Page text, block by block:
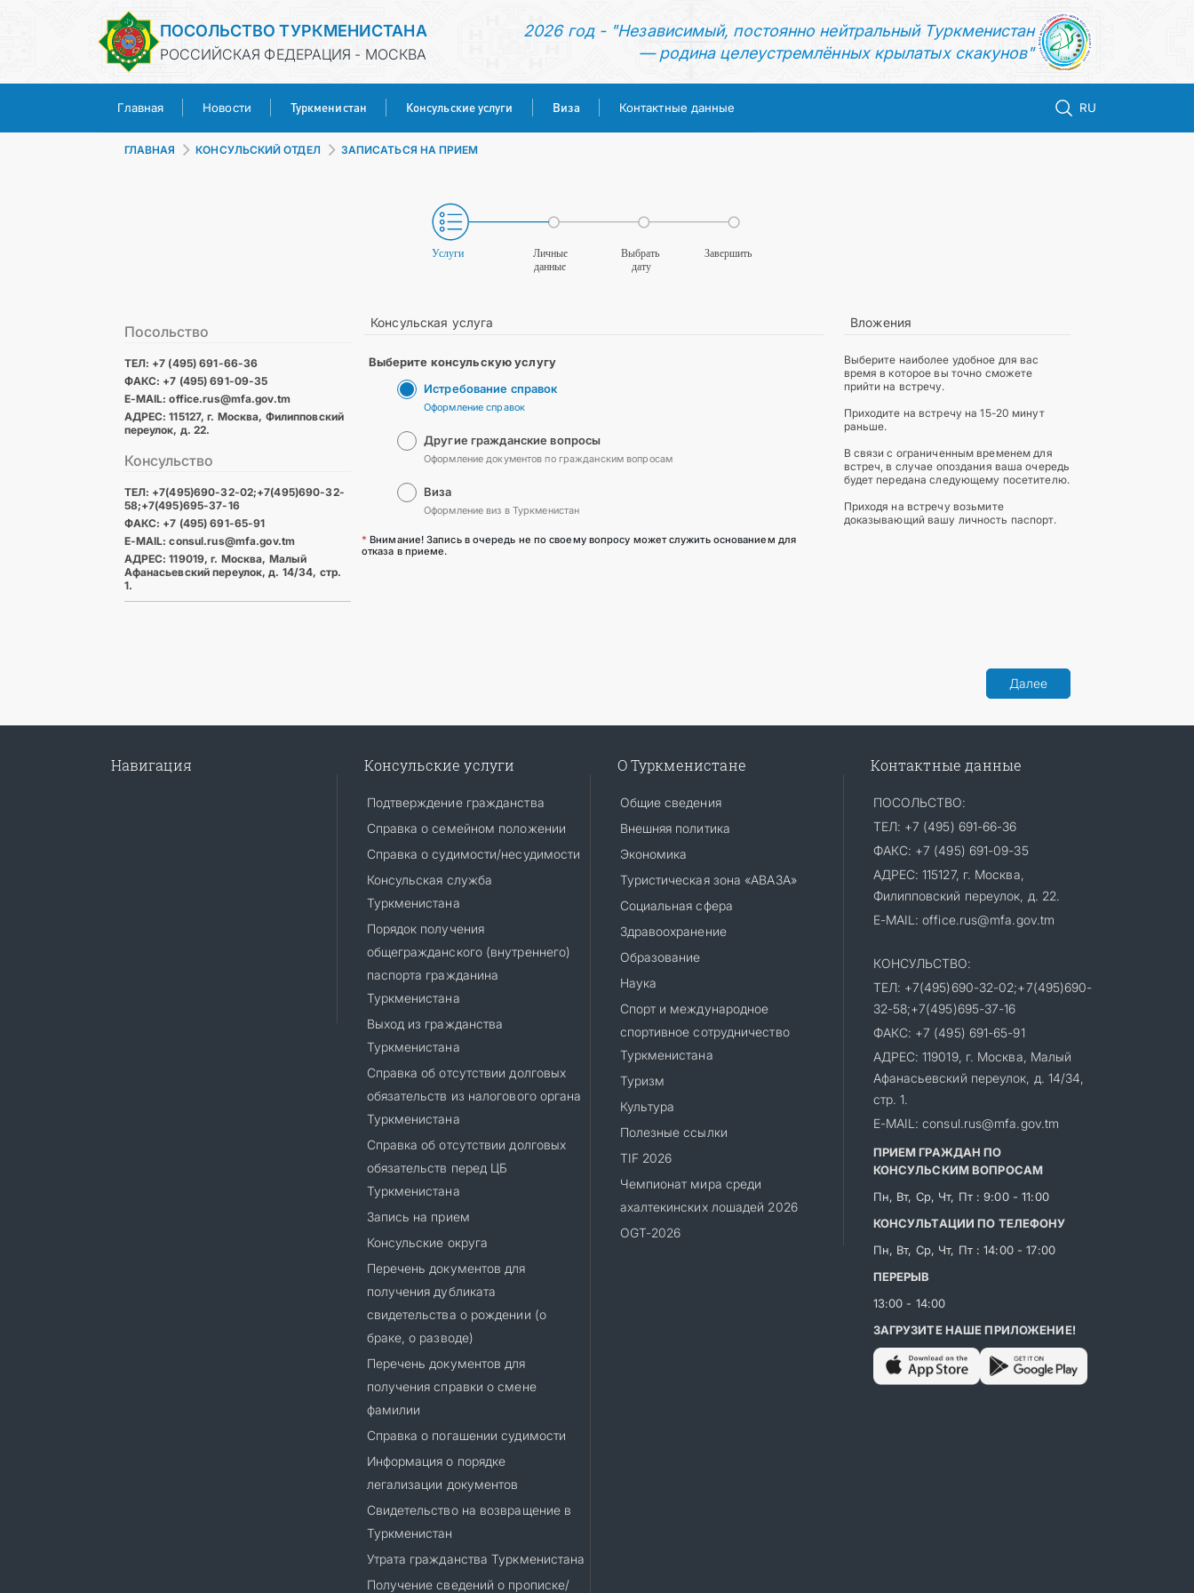
ПОСОЛЬСТВО ТУРКМЕНИСТАНА
РОССИЙСКАЯ ФЕДЕРАЦИЯ - МОСКВА
2026 год - "Независимый, постоянно нейтральный Туркменистан
— родина целеустремлённых крылатых скакунов"
Главная Новости Туркменистан Консульские услуги Виза Контактные данные RU
ТУРКМЕНИСТАН
КОНТАКТНЫЕ ДАННЫЕ
ГЛАВНАЯ КОНСУЛЬСКИЙ ОТДЕЛ ЗАПИСАТЬСЯ НА ПРИЕМ
Посольство
ТЕЛ: +7 (495) 691-66-36
ФАКС: +7 (495) 691-09-35
E-MAIL: office.rus@mfa.gov.tm
АДРЕС: 115127, г. Москва, Филипповский
переулок, д. 22.
Консульство
ТЕЛ: +7(495)690-32-02;+7(495)690-32-
58;+7(495)695-37-16
ФАКС: +7 (495) 691-65-91
E-MAIL: consul.rus@mfa.gov.tm
АДРЕС: 119019, г. Москва, Малый
Афанасьевский переулок, д. 14/34, стр.
1.
Консульская услуга
Выберите консульскую услугу
Истребование справок
Оформление справок
Другие гражданские вопросы
Оформление документов по гражданским вопросам
Виза
Оформление виз в Туркменистан
* Внимание! Запись в очередь не по своему вопросу может служить основанием для
отказа в приеме.
Вложения
Выберите наиболее удобное для вас
время в которое вы точно сможете
прийти на встречу.
Приходите на встречу на 15-20 минут
раньше.
В связи с ограниченным временем для
встреч, в случае опоздания ваша очередь
будет передана следующему посетителю.
Приходя на встречу возьмите
доказывающий вашу личность паспорт.
Далее
Навигация Консульские услуги
Подтверждение гражданства
Справка о семейном положении
Справка о судимости/несудимости
Консульская служба
Туркменистана
Порядок получения
общегражданского (внутреннего)
паспорта гражданина
Туркменистана
Выход из гражданства
Туркменистана
Справка об отсутствии долговых
обязательств из налогового органа
Туркменистана
Справка об отсутствии долговых
обязательств перед ЦБ
Туркменистана
Запись на прием
Консульские округа
Перечень документов для
получения дубликата
свидетельства о рождении (о
браке, о разводе)
Перечень документов для
получения справки о смене
фамилии
Справка о погашении судимости
Информация о порядке
легализации документов
Cвидетельство на возвращение в
Туркменистан
Утрата гражданства Туркменистана
Получение сведений о прописке/
О Туркменистане
Общие сведения
Внешняя политика
Экономика
Туристическая зона «АВАЗА»
Социальная сфера
Здравоохранение
Образование
Наука
Спорт и международное
спортивное сотрудничество
Туркменистана
Туризм
Культура
Полезные ссылки
TIF 2026
Чемпионат мира среди
ахалтекинских лошадей 2026
OGT-2026
Контактные данные
ПОСОЛЬСТВО:
ТЕЛ: +7 (495) 691-66-36
ФАКС: +7 (495) 691-09-35
АДРЕС: 115127, г. Москва,
Филипповский переулок, д. 22.
E-MAIL: office.rus@mfa.gov.tm
КОНСУЛЬСТВО:
ТЕЛ: +7(495)690-32-02;+7(495)690-
32-58;+7(495)695-37-16
ФАКС: +7 (495) 691-65-91
АДРЕС: 119019, г. Москва, Малый
Афанасьевский переулок, д. 14/34,
стр. 1.
E-MAIL: consul.rus@mfa.gov.tm
ПРИЕМ ГРАЖДАН ПО
КОНСУЛЬСКИМ ВОПРОСАМ
Пн, Вт, Ср, Чт, Пт : 9:00 - 11:00
КОНСУЛЬТАЦИИ ПО ТЕЛЕФОНУ
Пн, Вт, Ср, Чт, Пт : 14:00 - 17:00
ПЕРЕРЫВ
13:00 - 14:00
ЗАГРУЗИТЕ НАШЕ ПРИЛОЖЕНИЕ!